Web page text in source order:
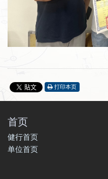
打印本页
首页
健行首页
单位首页